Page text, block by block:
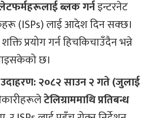
ब्लक गर्नइन्टरनेट
(ISPs) लाई आदेश दिन सक्छ।
प्रयोग गर्न हिचकिचाउँदैन भन्ने
छ।
२०८२ साउन २ गते (जुलाई
टेलिग्राममाथि प्रतिबन्ध